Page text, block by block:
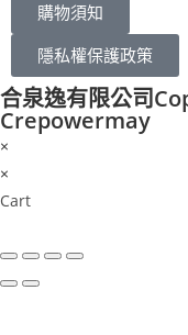
購物須知
隱私權保護政策
合泉逸有限公司
Crepowermay
×
×
Cart